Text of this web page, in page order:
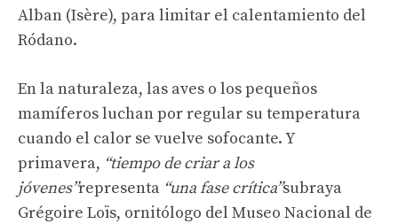
Alban (Isère), para limitar el calentamiento del
Ródano.
En la naturaleza, las aves o los pequeños
mamíferos luchan por regular su temperatura
cuando el calor se vuelve sofocante. Y
primavera, “tiempo de criar a los
jóvenes”representa “una fase crítica”subraya
Grégoire Loïs, ornitólogo del Museo Nacional de